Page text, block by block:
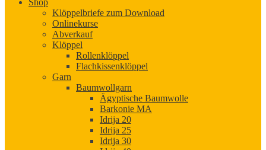
Shop
Klöppelbriefe zum Download
Onlinekurse
Abverkauf
Klöppel
Rollenklöppel
Flachkissenklöppel
Garn
Baumwollgarn
Ägyptische Baumwolle
Barkonie MA
Idrija 20
Idrija 25
Idrija 30